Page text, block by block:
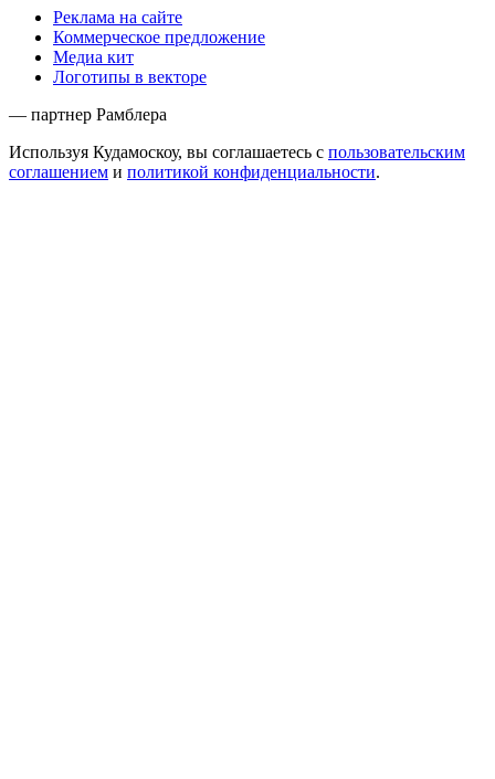
Реклама на сайте
Коммерческое предложение
Медиа кит
Логотипы в векторе
— партнер Рамблера
Используя Кудамоскоу, вы соглашаетесь с пользовательским
соглашением и политикой конфиденциальности.